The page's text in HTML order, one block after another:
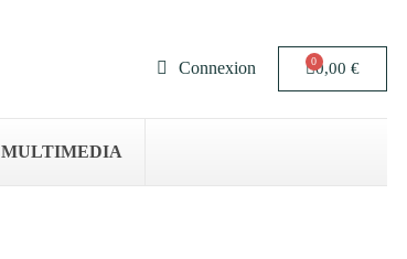
Connexion 0,00 €
MULTIMEDIA